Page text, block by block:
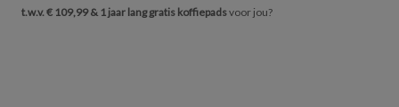
t.w.v. € 109,99 & 1 jaar lang gratis koffiepadsvoor jou?